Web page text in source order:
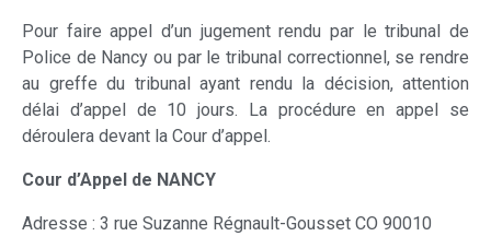
Pour faire appel d’un jugement rendu par le tribunal de
Police de Nancy ou par le tribunal correctionnel, se rendre
au greffe du tribunal ayant rendu la décision, attention
délai d’appel de 10 jours. La procédure en appel se
déroulera devant la Cour d’appel.
Cour d’Appel de NANCY
Adresse : 3 rue Suzanne Régnault-Gousset CO 90010